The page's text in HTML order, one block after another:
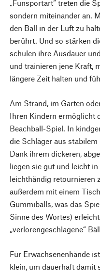
„Funsportart“ treten die
sondern miteinander an.
den Ball in der Luft zu
berührt. Und so stärken
schulen ihre Ausdauer
und trainieren jene Kraft,
längere Zeit halten und
Am Strand, im Garten
Ihren Kindern ermöglicht
Beachball-Spiel. In
die Schläger aus
Dank ihrem dickeren,
liegen sie gut und leicht
leichthändig retournieren
außerdem mit einem
Gummiballs, was das
Sinne des Wortes)
„verlorengeschlagene“
Für Erwachsenenhände
klein, um dauerhaft damit